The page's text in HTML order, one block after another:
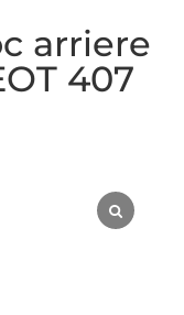
arriere
407